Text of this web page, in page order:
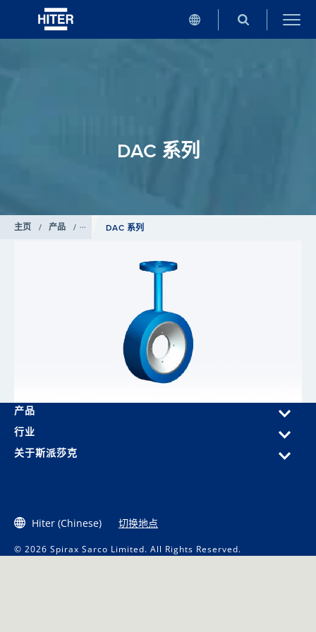
DAC 系列
主页 / 产品 / 蒸汽减温器DAC 系列
产品
行业
关于斯派莎克
Hiter (Chinese) 切换地点
© 2026 Spirax Sarco Limited. All Rights Reserved.